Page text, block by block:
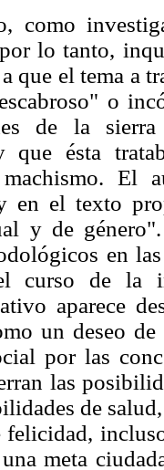
como
lo tanto,
que el tema a
o
de la
que ésta
El
en el texto
y de
en
curso de la
aparece
un deseo
por las
las
de
meta